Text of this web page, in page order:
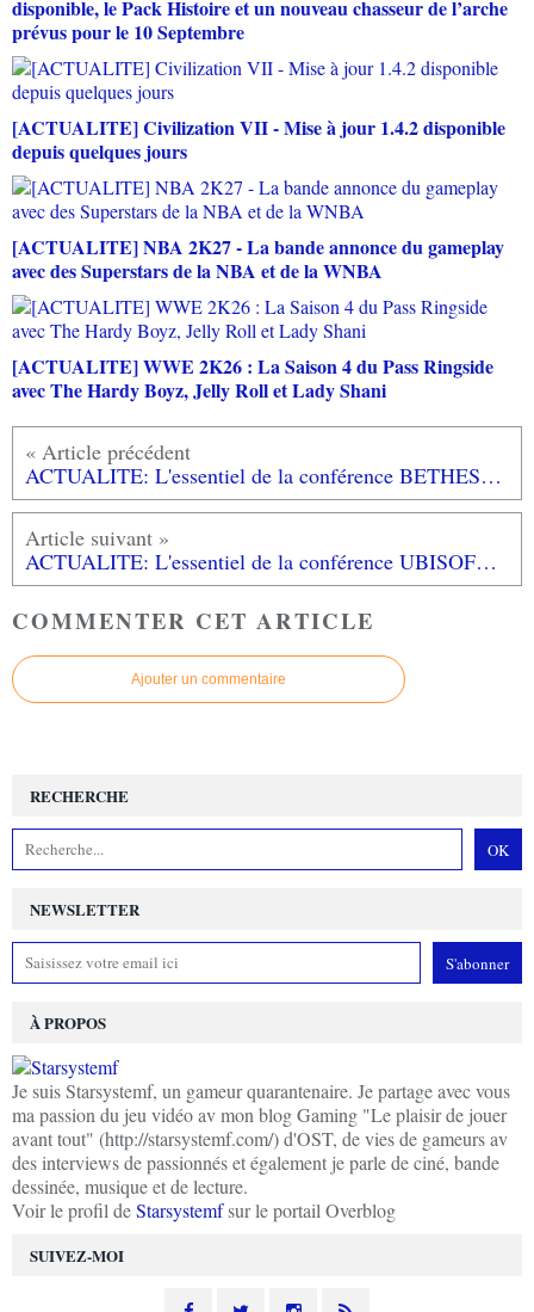
disponible, le Pack Histoire et un nouveau chasseur de l’arche
prévus pour le 10 Septembre
[ACTUALITE] Civilization VII - Mise à jour 1.4.2 disponible
depuis quelques jours
[ACTUALITE] NBA 2K27 - La bande annonce du gameplay
avec des Superstars de la NBA et de la WNBA
[ACTUALITE] WWE 2K26 : La Saison 4 du Pass Ringside
avec The Hardy Boyz, Jelly Roll et Lady Shani
ACTUALITE: L'essentiel de la conférence BETHESDA #E32016
ACTUALITE: L'essentiel de la conférence UBISOFT E3 2016 #UBIE3
COMMENTER CET ARTICLE
Ajouter un commentaire
NEWSLETTER
SUIVEZ-MOI
RECHERCHE
À PROPOS
Je suis Starsystemf, un gameur quarantenaire. Je partage avec vous
ma passion du jeu vidéo av mon blog Gaming "Le plaisir de jouer
avant tout" (http://starsystemf.com/) d'OST, de vies de gameurs av
des interviews de passionnés et également je parle de ciné, bande
dessinée, musique et de lecture.
Voir le profil deStarsystemfsur le portail Overblog